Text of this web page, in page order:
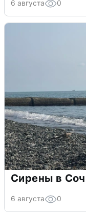
6 августа 0
Сирены в
6 августа 0